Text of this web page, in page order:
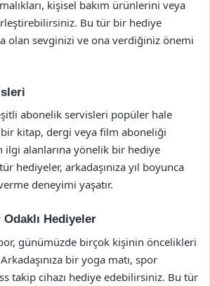
kişisel bakım ürünlerini veya
Bu tür bir hediye
olan sevginizi ve ona verdiğiniz önemi
abonelik servisleri popüler hale
bir kitap, dergi veya film aboneliği
ilgi alanlarına yönelik bir hediye
hediyeler, arkadaşınıza yıl boyunca
deneyimi yaşatır.
Odaklı Hediyeler
günümüzde birçok kişinin öncelikleri
bir yoga matı, spor
takip cihazı hediye edebilirsiniz. Bu tür